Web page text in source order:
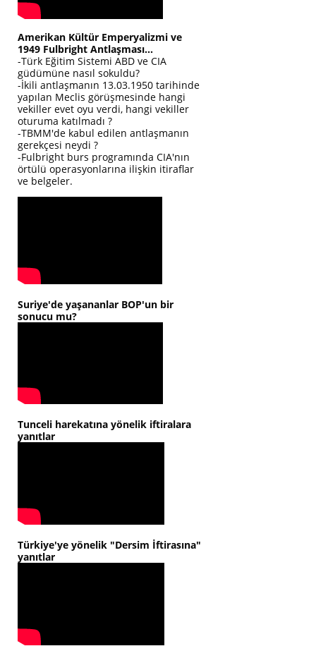
Amerikan Kültür Emperyalizmi ve
1949 Fulbright Antlaşması...
-Türk Eğitim Sistemi ABD ve CIA
güdümüne nasıl sokuldu?
-İkili antlaşmanın 13.03.1950 tarihinde
yapılan Meclis görüşmesinde hangi
vekiller evet oyu verdi, hangi vekiller
oturuma katılmadı ?
-TBMM'de kabul edilen antlaşmanın
gerekçesi neydi ?
-Fulbright burs programında CIA'nın
örtülü operasyonlarına ilişkin itiraflar
ve belgeler.
Suriye'de yaşananlar BOP'un bir
sonucu mu?
Tunceli harekatına yönelik iftiralara
yanıtlar
Türkiye'ye yönelik "Dersim İftirasına"
yanıtlar